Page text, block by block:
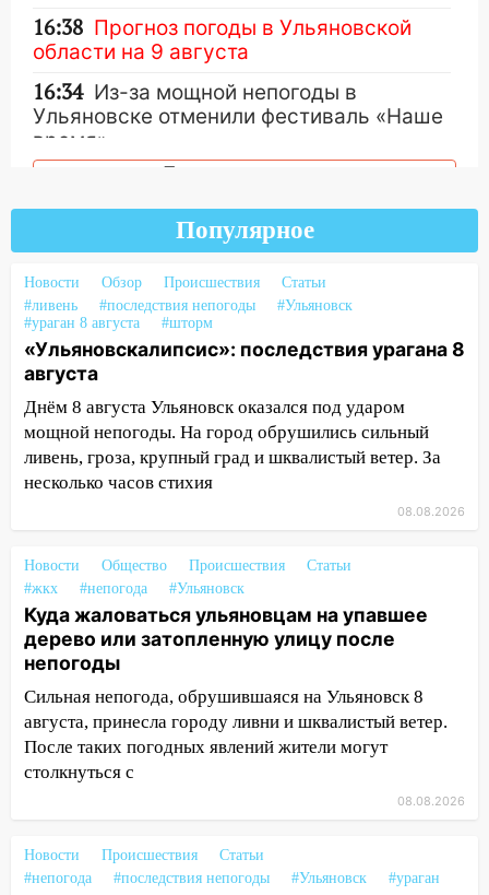
16:38 Прогноз погоды в Ульяновской
области на 9 августа
16:34 Из-за мощной непогоды в
Ульяновске отменили фестиваль «Наше
время»
Ульяновской области намолотил более
100 тысяч тонн зерна
15:17
Ульяновской области подали более 10
тысяч заявлений
15:04 Фоторепортаж с улиц Ульяновска
после шторма: поваленные деревья и
затопленные улицы
14:28 Ураган вырвал остановку на улице
Деева в Заволжье
дождавшись коммунальщиков
14:16 Шторм продолжает ломать город:
на улице Любови Шевцовой рухнул
светофор
14:14 Студента из Ульяновска обманули
мошенники под видом преподавателя
14:12 Куда жаловаться ульяновцам на
упавшее дерево или затопленную улицу
ветром сорвало опалубку со
строящегося дома
Другие новости
Популярное
Новости Обзор Происшествия
Статьи
#ливень
#последствия непогоды
#Ульяновск
#ураган 8 августа
#шторм
«Ульяновскалипсис»: последствия урагана 8
августа
Днём 8 августа Ульяновск оказался под ударом
мощной непогоды. На город обрушились сильный
ливень, гроза, крупный град и шквалистый ветер. За
несколько часов стихия
08.08.2026
Новости Общество Происшествия
Статьи
#жкх
#непогода #Ульяновск
Куда жаловаться ульяновцам на упавшее
дерево или затопленную улицу после
непогоды
Сильная непогода, обрушившаяся на Ульяновск 8
августа, принесла городу ливни и шквалистый ветер.
После таких погодных явлений жители могут
столкнуться с
08.08.2026
Новости Происшествия
Статьи
#непогода
#последствия непогоды #Ульяновск #ураган